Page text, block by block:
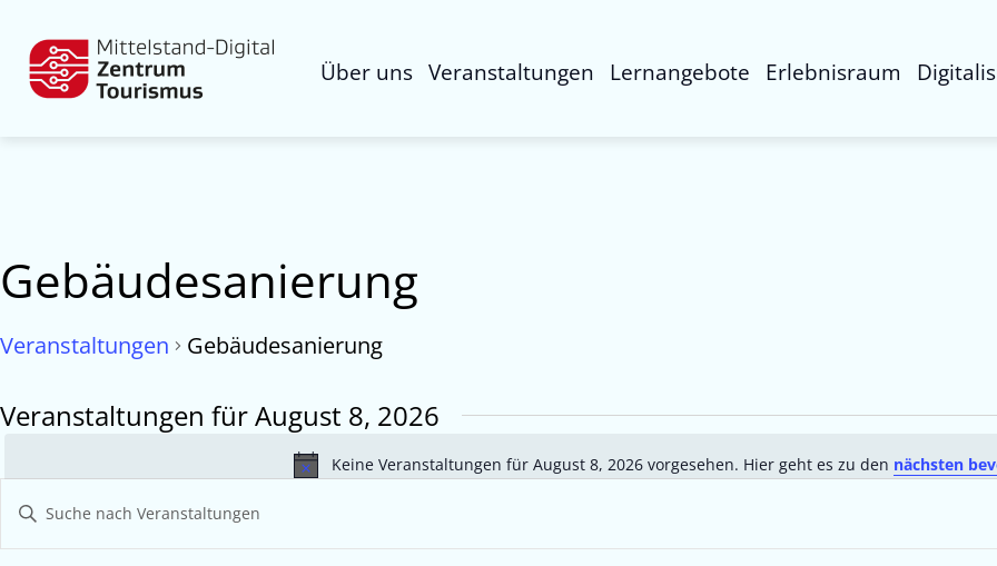
Über uns Veranstaltungen Lernangebote Erlebnisraum
Gebäudesanierung
Veranstaltungen Gebäudesanierung
Veranstaltungen für August 8, 2026
Hinweis
Keine Veranstaltungen für August 8, 2026 vorgesehen. Hier geht es zu den nächsten
Veranstaltungen
Suche
Bitte
Schlüsselwort
eingeben.